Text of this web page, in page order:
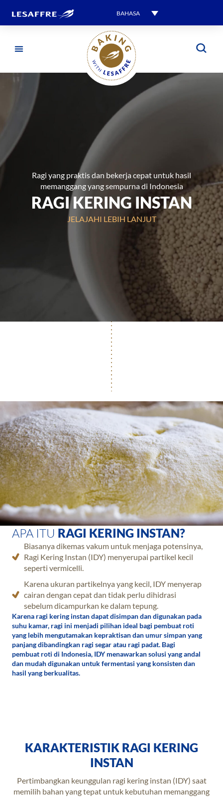
BAHASA
Ragi yang praktis dan bekerja cepat untuk hasil
memanggang yang sempurna di Indonesia
RAGI KERING INSTAN
JELAJAHI LEBIH LANJUT
APA ITU RAGI KERING INSTAN?
Biasanya dikemas vakum untuk menjaga potensinya,
Ragi Kering Instan (IDY) menyerupai partikel kecil
seperti vermicelli.
Karena ukuran partikelnya yang kecil, IDY menyerap
cairan dengan cepat dan tidak perlu dihidrasi
sebelum dicampurkan ke dalam tepung.
Karena ragi kering instan dapat disimpan dan digunakan pada
suhu kamar, ragi ini menjadi pilihan ideal bagi pembuat roti
yang lebih mengutamakan kepraktisan dan umur simpan yang
panjang dibandingkan ragi segar atau ragi padat. Bagi
pembuat roti di Indonesia, IDY menawarkan solusi yang andal
dan mudah digunakan untuk fermentasi yang konsisten dan
hasil yang berkualitas.
KARAKTERISTIK RAGI KERING
INSTAN
Pertimbangkan keunggulan ragi kering instan (IDY) saat
memilih bahan yang tepat untuk kebutuhan memanggang